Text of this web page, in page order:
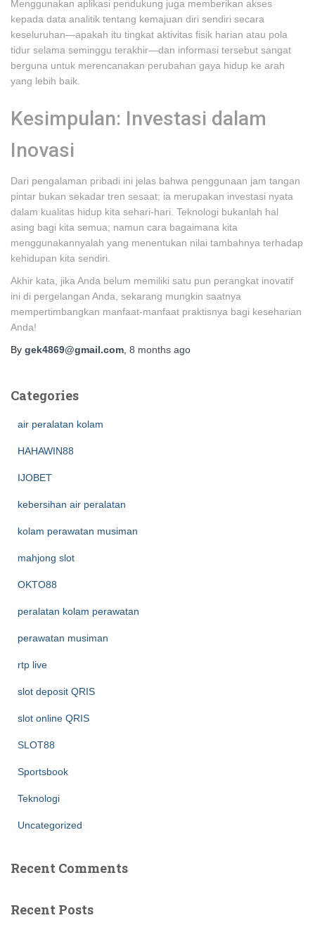
Menggunakan aplikasi pendukung juga memberikan akses
kepada data analitik tentang kemajuan diri sendiri secara
keseluruhan—apakah itu tingkat aktivitas fisik harian atau pola
tidur selama seminggu terakhir—dan informasi tersebut sangat
berguna untuk merencanakan perubahan gaya hidup ke arah
yang lebih baik.
Kesimpulan: Investasi dalam
Inovasi
Dari pengalaman pribadi ini jelas bahwa penggunaan jam tangan
pintar bukan sekadar tren sesaat; ia merupakan investasi nyata
dalam kualitas hidup kita sehari-hari. Teknologi bukanlah hal
asing bagi kita semua; namun cara bagaimana kita
menggunakannyalah yang menentukan nilai tambahnya terhadap
kehidupan kita sendiri.
Akhir kata, jika Anda belum memiliki satu pun perangkat inovatif
ini di pergelangan Anda, sekarang mungkin saatnya
mempertimbangkan manfaat-manfaat praktisnya bagi keseharian
Anda!
By gek4869@gmail.com 8 months ago
Categories
air peralatan kolam
HAHAWIN88
IJOBET
kebersihan air peralatan
kolam perawatan musiman
mahjong slot
OKTO88
peralatan kolam perawatan
perawatan musiman
rtp live
slot deposit QRIS
slot online QRIS
SLOT88
Sportsbook
Teknologi
Uncategorized
Recent Comments
Recent Posts